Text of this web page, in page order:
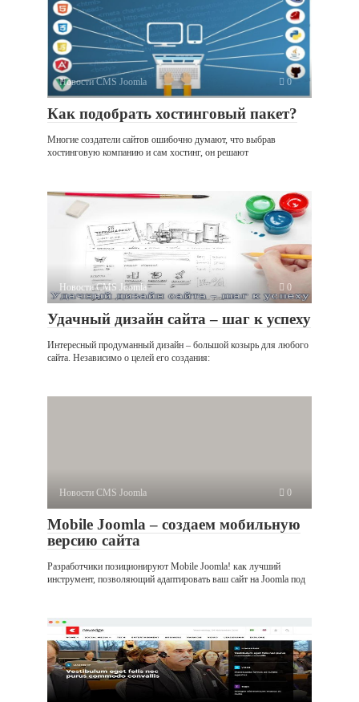
Новости CMS Joomla 0
Как подобрать хостинговый пакет?
Многие создатели сайтов ошибочно думают, что выбрав
хостинговую компанию и сам хостинг, он решают
Новости CMS Joomla 0
Удачный дизайн сайта – шаг к успеху
Интересный продуманный дизайн – большой козырь для любого
сайта. Независимо о целей его создания:
Новости CMS Joomla 0
Mobile Joomla – создаем мобильную
версию сайта
Разработчики позиционируют Mobile Joomla! как лучший
инструмент, позволяющий адаптировать ваш сайт на Joomla под